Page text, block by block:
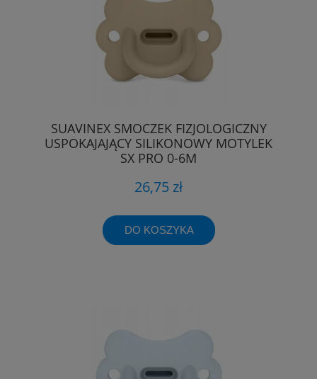
SUAVINEX SMOCZEK FIZJOLOGICZNY
USPOKAJAJĄCY SILIKONOWY MOTYLEK
SX PRO 0-6M
26,75 zł
DO KOSZYKA